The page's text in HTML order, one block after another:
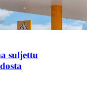
suljettu